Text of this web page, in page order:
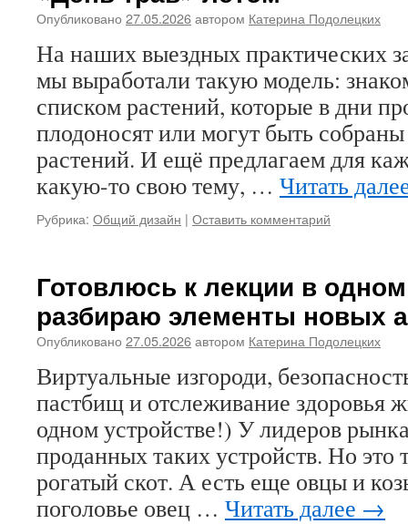
Опубликовано 27.05.2026автором Катерина Подолецких
На наших выездных практических
мы выработали такую модель:
списком растений, которые в дни
плодоносят или могут быть
растений. И ещё предлагаем для
какую-то свою тему, … Читать
Рубрика: Общий дизайн | Оставить комментарий
Готовлюсь к лекции в
разбираю элементы новых
Опубликовано 27.05.2026автором Катерина Подолецких
Виртуальные изгороди,
пастбищ и отслеживание здоровья
одном устройстве!) У лидеров
проданных таких устройств. Но это
рогатый скот. А есть еще овцы и
поголовье овец … Читать далее →